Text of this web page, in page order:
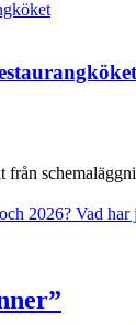
från
2026? Vad har